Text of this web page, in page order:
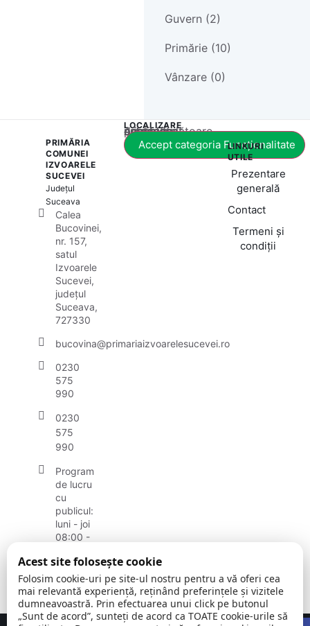
Guvern (2)
Primărie (10)
Vânzare (0)
PRIMĂRIA
COMUNEI
IZVOARELE
SUCEVEI
Județul
Suceava
Calea
Bucovinei,
nr. 157,
satul
Izvoarele
Sucevei,
județul
Suceava,
727330
bucovina@primariaizvoarelesucevei.ro
0230
575
990
0230
575
990
Program
de lucru
cu
publicul:
luni - joi
08:00 -
vineri
08:00 -
14:00
LOCALIZARE
Acest conținut este blocat până când acceptați categoria corespunzătoare de cookie-uri.
Accept categoria Funcționalitate
LINKURI
UTILE
Prezentare
generală
Contact
Termeni și
condiții
Acest site folosește cookie
Folosim cookie-uri pe site-ul nostru pentru a vă oferi cea
mai relevantă experiență, reținând preferințele și vizitele
dumneavoastră. Prin efectuarea unui click pe butonul
„Sunt de acord”, sunteți de acord ca TOATE cookie-urile să